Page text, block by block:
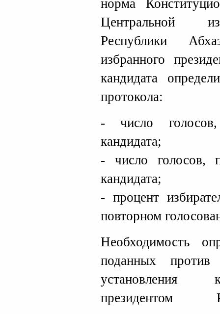
норма
Центральной
Республики
избранного
кандидата
протокола:
- число
кандидата;
- число голосов,
кандидата;
- процент
повторном
Необходимость
поданных
установления
президентом